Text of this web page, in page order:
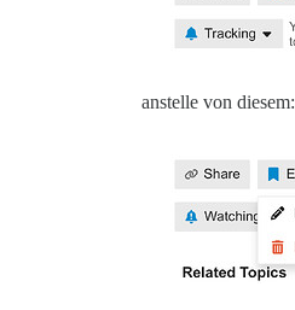
anstelle von diesem: